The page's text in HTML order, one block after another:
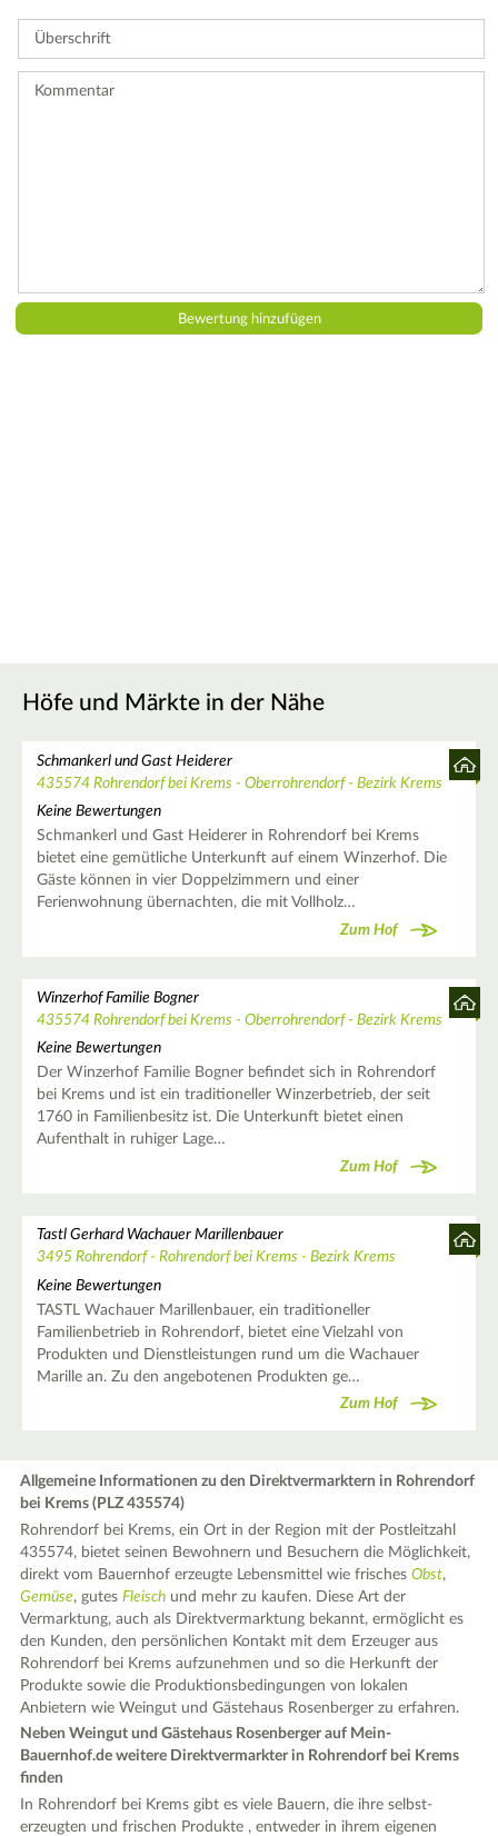
eine
Höfe und Märkte in der Nähe
Schmankerl und Gast Heiderer
435574 Rohrendorf bei Krems - Oberrohrendorf - Bezirk Krems
Keine Bewertungen
Schmankerl und Gast Heiderer in Rohrendorf bei Krems
bietet eine gemütliche Unterkunft auf einem Winzerhof. Die
Gäste können in vier Doppelzimmern und einer
Ferienwohnung übernachten, die mit Vollholz…
Zum Hof
Winzerhof Familie Bogner
435574 Rohrendorf bei Krems - Oberrohrendorf - Bezirk Krems
Keine Bewertungen
Der Winzerhof Familie Bogner befindet sich in Rohrendorf
bei Krems und ist ein traditioneller Winzerbetrieb, der seit
1760 in Familienbesitz ist. Die Unterkunft bietet einen
Aufenthalt in ruhiger Lage…
Zum Hof
Tastl Gerhard Wachauer Marillenbauer
3495 Rohrendorf - Rohrendorf bei Krems - Bezirk Krems
Keine Bewertungen
TASTL Wachauer Marillenbauer, ein traditioneller
Familienbetrieb in Rohrendorf, bietet eine Vielzahl von
Produkten und Dienstleistungen rund um die Wachauer
Marille an. Zu den angebotenen Produkten ge…
Zum Hof
Allgemeine Informationen zu den Direktvermarktern in Rohrendorf
bei Krems (PLZ 435574)
Rohrendorf bei Krems, ein Ort in der Region mit der Postleitzahl
435574, bietet seinen Bewohnern und Besuchern die Möglichkeit,
direkt vom Bauernhof erzeugte Lebensmittel wie frischesObst,
Gemüse, gutesFleisch und mehr zu kaufen. Diese Art der
Vermarktung, auch als Direktvermarktung bekannt, ermöglicht es
den Kunden, den persönlichen Kontakt mit dem Erzeuger aus
Rohrendorf bei Krems aufzunehmen und so die Herkunft der
Produkte sowie die Produktionsbedingungen von lokalen
Anbietern wie Weingut und Gästehaus Rosenberger zu erfahren.
Neben Weingut und Gästehaus Rosenberger auf Mein-
Bauernhof.de weitere Direktvermarkter in Rohrendorf bei Krems
finden
In Rohrendorf bei Krems gibt es viele Bauern, die ihre selbst-
erzeugten und frischen Produkte , entweder in ihrem eigenen